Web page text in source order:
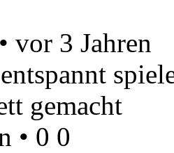
• vor 3 Jahren
gemacht
• 0 0